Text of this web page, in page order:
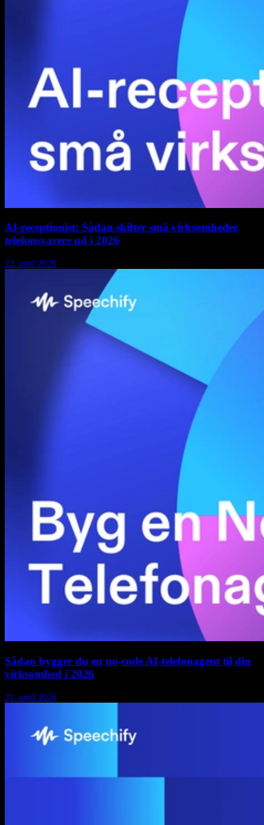
AI-receptionist: Sådan skifter små virksomheder
telefonsvarere ud i 2026
22. april 2026
Sådan bygger du en no-code AI-telefonagent til din
virksomhed i 2026
21. april 2026